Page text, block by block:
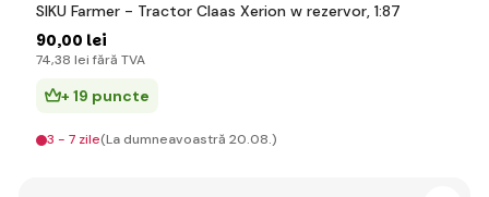
SIKU Farmer - Tractor Claas Xerion w rezervor, 1:87
90,00 lei
74,38 lei fără TVA
+ 19 puncte
3 - 7 zile(La dumneavoastră 20.08.)